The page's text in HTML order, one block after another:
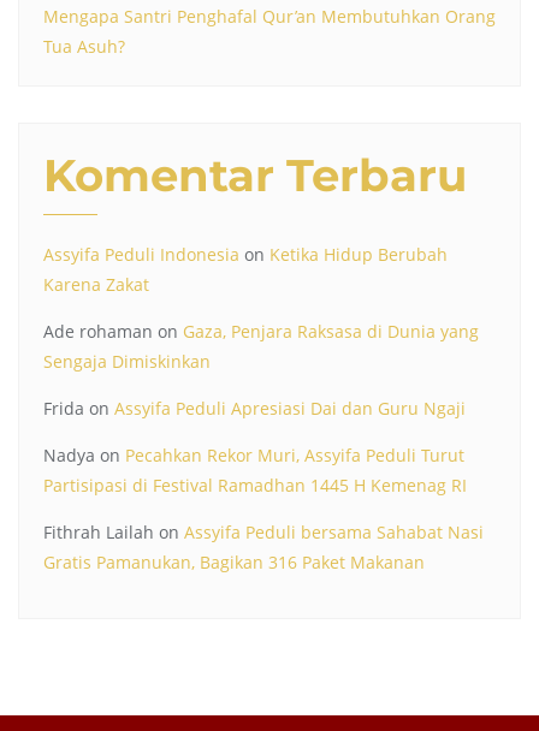
Mengapa Santri Penghafal Qur’an Membutuhkan Orang
Tua Asuh?
Komentar Terbaru
Assyifa Peduli Indonesia on Ketika Hidup Berubah
Karena Zakat
Ade rohaman on Gaza, Penjara Raksasa di Dunia yang
Sengaja Dimiskinkan
Frida on Assyifa Peduli Apresiasi Dai dan Guru Ngaji
Nadya on Pecahkan Rekor Muri, Assyifa Peduli Turut
Partisipasi di Festival Ramadhan 1445 H Kemenag RI
Fithrah Lailah on Assyifa Peduli bersama Sahabat Nasi
Gratis Pamanukan, Bagikan 316 Paket Makanan